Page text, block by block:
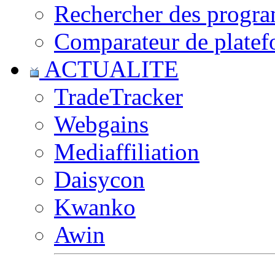
Rechercher des
Comparateur de
ACTUALITE
TradeTracker
Webgains
Mediaffiliation
Daisycon
Kwanko
Awin